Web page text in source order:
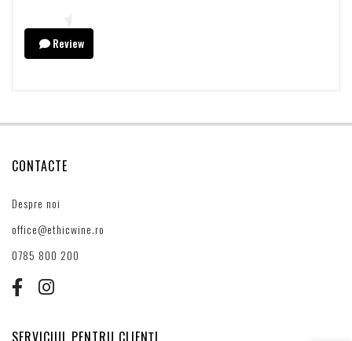
Review
CONTACTE
Despre noi
office@ethicwine.ro
0785 800 200
SERVICIUL PENTRU CLIENȚI